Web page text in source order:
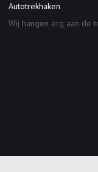
Autotrekhaken
Wij hangen erg aan de